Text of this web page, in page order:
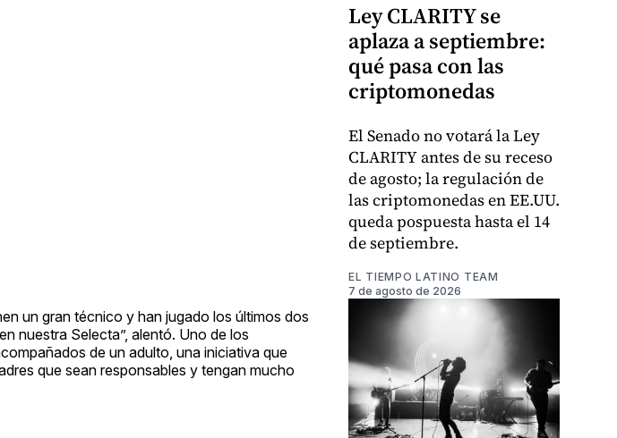
un gran técnico y han jugado los últimos dos
nuestra Selecta”, alentó. Uno de los
de un adulto, una iniciativa que
que sean responsables y tengan mucho
Ley CLARITY se
aplaza a septiembre:
qué pasa con las
criptomonedas
El Senado no votará la Ley
CLARITY antes de su receso
de agosto; la regulación de
las criptomonedas en EE.UU.
queda pospuesta hasta el 14
de septiembre.
EL TIEMPO LATINO TEAM
7 de agosto de 2026